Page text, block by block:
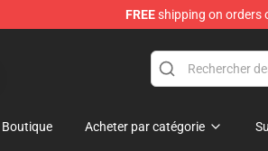
FREEshipping on orders
Boutique Acheter par catégorie